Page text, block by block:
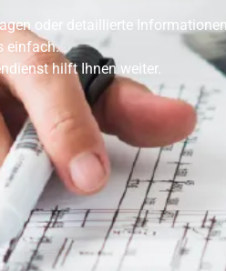
oder detaillierte
einfach.
hilft Ihnen weiter.